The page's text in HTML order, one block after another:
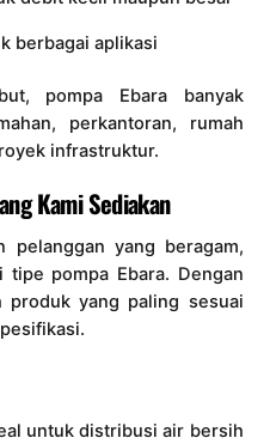
berbagai aplikasi
pompa Ebara banyak
perkantoran, rumah
infrastruktur.
Kami Sediakan
pelanggan yang beragam,
tipe pompa Ebara. Dengan
produk yang paling sesuai
untuk distribusi air bersih